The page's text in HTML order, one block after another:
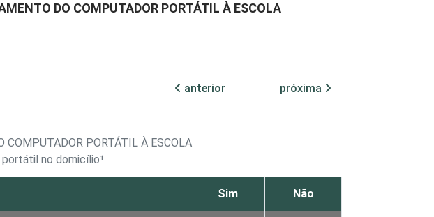
DO COMPUTADOR PORTÁTIL À ESCOLA
anterior
próxima
COMPUTADOR PORTÁTIL À ESCOLA
no domicílio¹
Sim Não